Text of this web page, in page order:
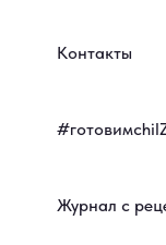
Контакты
Журнал с